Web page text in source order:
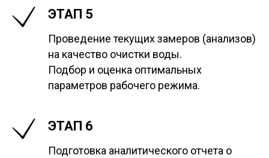
ЭТАП 5
Проведение текущих замеров (анализов)
на качество очистки воды.
Подбор и оценка оптимальных
параметров рабочего режима.
ЭТАП 6
Подготовка аналитического отчета о